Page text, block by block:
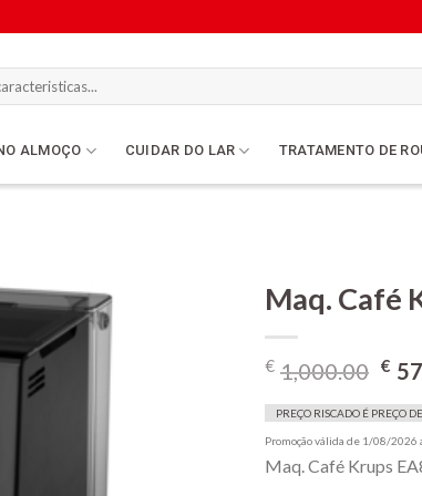
ALMOÇO CUIDAR DO LAR TRATAMENTO DE
Maq. Café
€ 1,000.00 O
€
PREÇO RISCADO É PREÇO
Promoção válida de 1/08/
Maq. Café Krups